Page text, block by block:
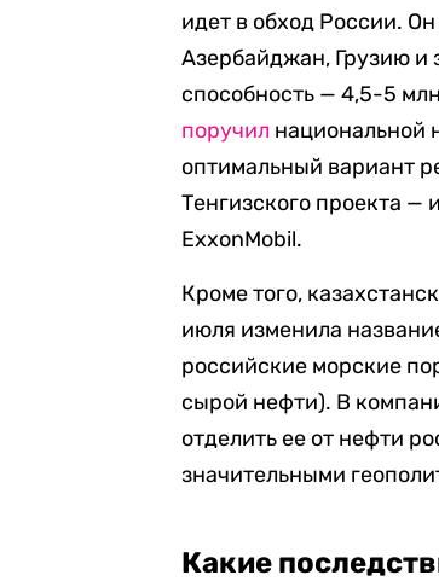
идет в обход России. Он
Азербайджан, Грузию и
способность — 4,5-5
поручил национальной
оптимальный вариант
Тенгизского проекта
ExxonMobil.
Кроме того,
июля изменила
российские морские
сырой нефти). В
отделить ее от нефти
значительными
Какие